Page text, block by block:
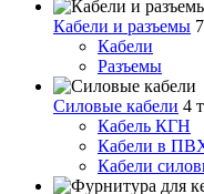
Кабели и разъемы
Кабели
Разъемы
Силовые кабели 4
Кабель КГН
Кабели в
Кабели